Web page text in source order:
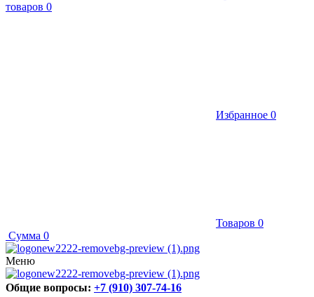
товаров 0
Избранное 0
Товаров 0
Сумма 0
Меню
Общие вопросы: +7 (910) 307-74-16